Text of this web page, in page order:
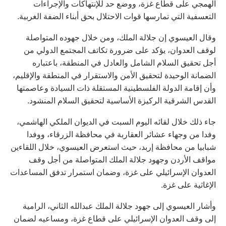
الهمجي على قطاع غزة، ووضع حد للإنتهاكات والإجراءات
التعسفية التي تمارسها قوات الاحتلال بحق أبناء الضفة الغربية.
وقال العيسوي إن جلالة الملك، ومن خلال جهوده المتواصلة
لوقف العدوان، يؤكد على ضرورة تكاتف المجتمع الدولي من
أجل تحقيق السلام الشامل والعادل في المنطقة، باعتباره
الضمانة الوحيدة لتحقيق الأمن والاستقرار في المنطقة والإقليم،
وأن إقامة الدولة الفلسطينية المستقلة ذات السيادة وعاصمتها
القدس الشرقية الركيزة الأساسية لتحقيق السلام المنشود.
جاء ذلك خلال لقائه اليوم السبت في الديوان الملكي الهاشمي،
وفدا من وجهاء عشائر العقاربة في محافظة الزرقاء، ووفدا
شبابيا من محافظة إربد، حيث استعرض العيسوي، خلال اللقاءين
مواقف الأردن وجهود جلالة الملك المتواصلة من أجل وقف
العدوان الإسرائيلي على غزة، وضمان استمرار تدفق المساعدات
الإغاثية على غزة.
وأشار العيسوي إلى جهود جلالة الملك عبدالله الثاني، الرامية
إلى وقف العدوان الإسرائيلي على قطاع غزة، ومساعيه لضمان